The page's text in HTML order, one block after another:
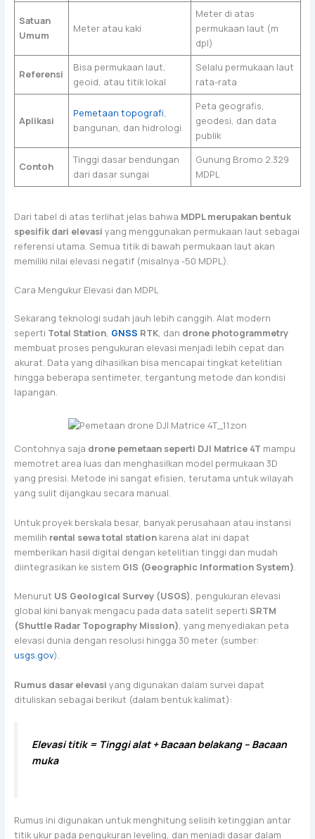
Satuan
Umum
Meter atau kaki
Meter di atas
permukaan laut (m
dpl)
Referensi
Bisa permukaan laut,
geoid, atau titik lokal
Selalu permukaan laut
rata-rata
Aplikasi
Pemetaan topografi,
bangunan, dan hidrologi
Peta geografis,
geodesi, dan data
publik
Contoh
Tinggi dasar bendungan
dari dasar sungai
Gunung Bromo 2.329
MDPL
Dari tabel di atas terlihat jelas bahwa MDPL merupakan bentuk
spesifik dari elevasi yang menggunakan permukaan laut sebagai
referensi utama. Semua titik di bawah permukaan laut akan
memiliki nilai elevasi negatif (misalnya -50 MDPL).
Cara Mengukur Elevasi dan MDPL
Sekarang teknologi sudah jauh lebih canggih. Alat modern
seperti Total Station, GNSS RTK, dan drone photogrammetry
membuat proses pengukuran elevasi menjadi lebih cepat dan
akurat. Data yang dihasilkan bisa mencapai tingkat ketelitian
hingga beberapa sentimeter, tergantung metode dan kondisi
lapangan.
Contohnya saja drone pemetaan seperti DJI Matrice 4T mampu
memotret area luas dan menghasilkan model permukaan 3D
yang presisi. Metode ini sangat efisien, terutama untuk wilayah
yang sulit dijangkau secara manual.
Untuk proyek berskala besar, banyak perusahaan atau instansi
memilih rental sewa total stationkarena alat ini dapat
memberikan hasil digital dengan ketelitian tinggi dan mudah
diintegrasikan ke sistem GIS (Geographic Information System).
Menurut US Geological Survey (USGS), pengukuran elevasi
global kini banyak mengacu pada data satelit seperti SRTM
(Shuttle Radar Topography Mission), yang menyediakan peta
elevasi dunia dengan resolusi hingga 30 meter (sumber:
usgs.gov).
Rumus dasar elevasi yang digunakan dalam survei dapat
dituliskan sebagai berikut (dalam bentuk kalimat):
Elevasi titik = Tinggi alat + Bacaan belakang – Bacaan
muka
Rumus ini digunakan untuk menghitung selisih ketinggian antar
titik ukur pada pengukuran leveling, dan menjadi dasar dalam